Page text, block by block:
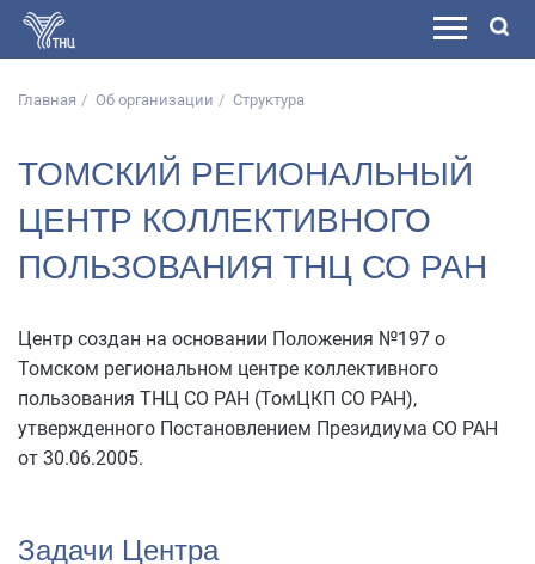
Главная Об организации Структура
ТОМСКИЙ РЕГИОНАЛЬНЫЙ
ЦЕНТР КОЛЛЕКТИВНОГО
ПОЛЬЗОВАНИЯ ТНЦ СО РАН
Центр создан на основании Положения №197 о
Томском региональном центре коллективного
пользования ТНЦ СО РАН (ТомЦКП СО РАН),
утвержденного Постановлением Президиума СО РАН
от 30.06.2005.
Задачи Центра